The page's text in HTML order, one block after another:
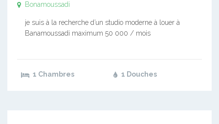
Bonamoussadi
je suis à la recherche d’un studio moderne à louer à
Banamoussadi maximum 50 000 / mois
1 Chambres 1 Douches